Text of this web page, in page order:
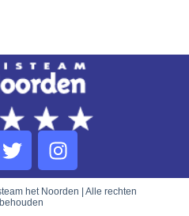
het Noorden | Alle rechten